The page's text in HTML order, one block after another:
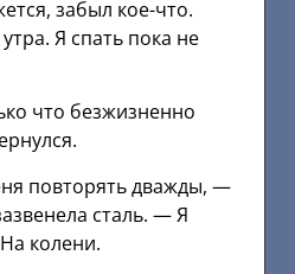
забыл кое-что.
Я спать пока не
что безжизненно
повторять дважды, —
сталь. — Я
колени.